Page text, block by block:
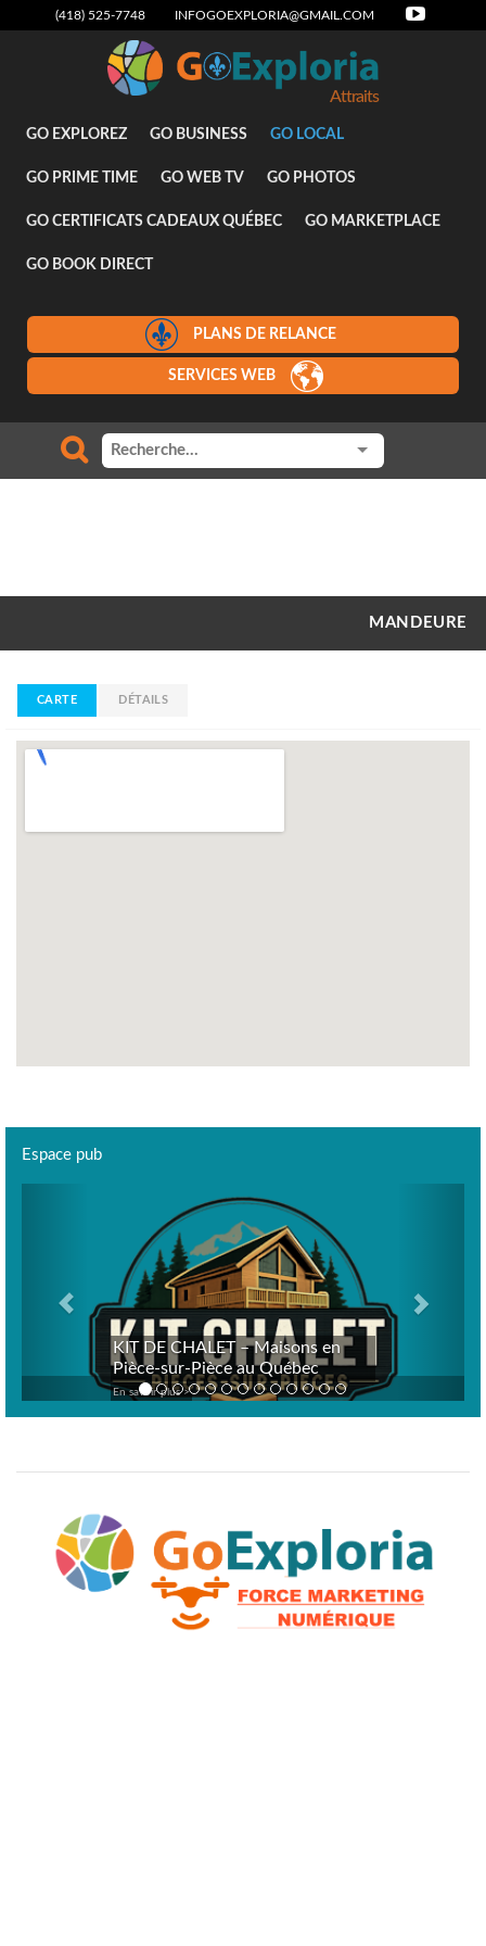
(418) 525-7748 INFOGOEXPLORIA@GMAIL.COM
Attraits
GO EXPLOREZ GO BUSINESS GO LOCAL
GO PRIME TIME GO WEB TV GO PHOTOS
GO CERTIFICATS CADEAUX QUÉBEC GO MARKETPLACE
GO BOOK DIRECT
PLANS DE RELANCE
SERVICES WEB
MANDEURE
CARTE DÉTAILS
Espace pub
KIT DE CHALET – Maisons en
Pièce-sur-Pièce au Québec
En savoir plus >